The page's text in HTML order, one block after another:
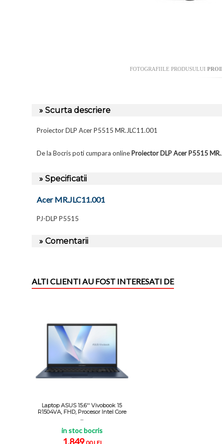
FOTOGRAFIILE PRODUSULUI
» Scurta descriere
Proiector DLP Acer P5515 MR.JLC11.001
De la Bocris poti cumpara online Proiector DLP Acer P5515
» Specificatii
Acer MR.JLC11.001
PJ-DLP P5515
» Comentarii
ALTI CLIENTI AU FOST INTERESATI DE
Laptop ASUS 15.6'' Vivobook 15
R1504VA, FHD, Procesor Intel Core
...
in stoc bocris
1.849